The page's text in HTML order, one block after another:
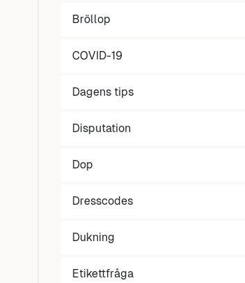
Bröllop
COVID-19
Dagens tips
Disputation
Dop
Dresscodes
Dukning
Etikettfråga